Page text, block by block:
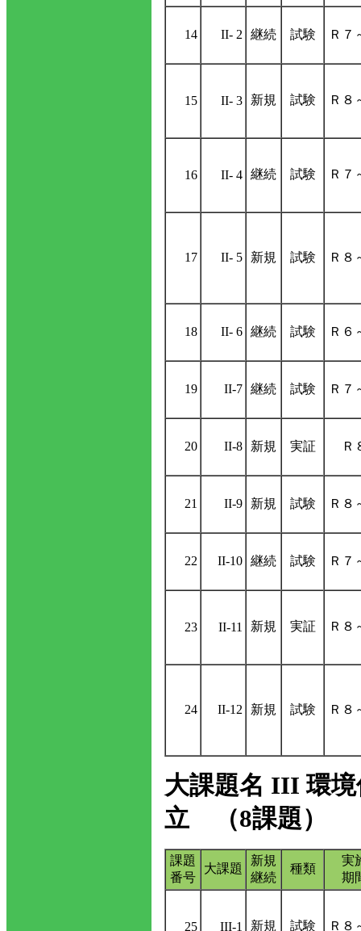
14 II- 2 継続 試験 Ｒ７
15 II- 3 新規 試験 Ｒ８
16 II- 4 継続 試験 Ｒ７
17 II- 5 新規 試験 Ｒ８
18 II- 6 継続 試験 Ｒ６
19 II-7 継続 試験 Ｒ７
20 II-8 新規 実証 Ｒ
21 II-9 新規 試験 Ｒ８
22 II-10 継続 試験 Ｒ７
23 II-11 新規 実証 Ｒ８
24 II-12 新規 試験 Ｒ８
大課題名 III 環
立 （8課題）
課題
番号
大課題
新規
継続
種類
実
期
25 III-1 新規 試験 Ｒ８